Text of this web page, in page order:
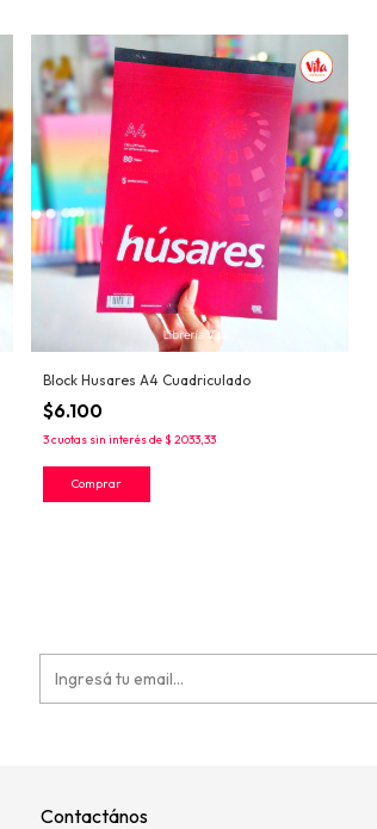
Block Husares A4 Cuadriculado
$6.100
3cuotas sin interés de$ 2033,33
Contactános